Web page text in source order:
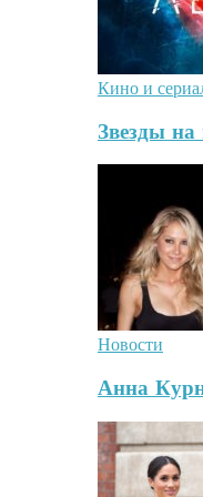
Кино и
Звезды
Новости
Анна